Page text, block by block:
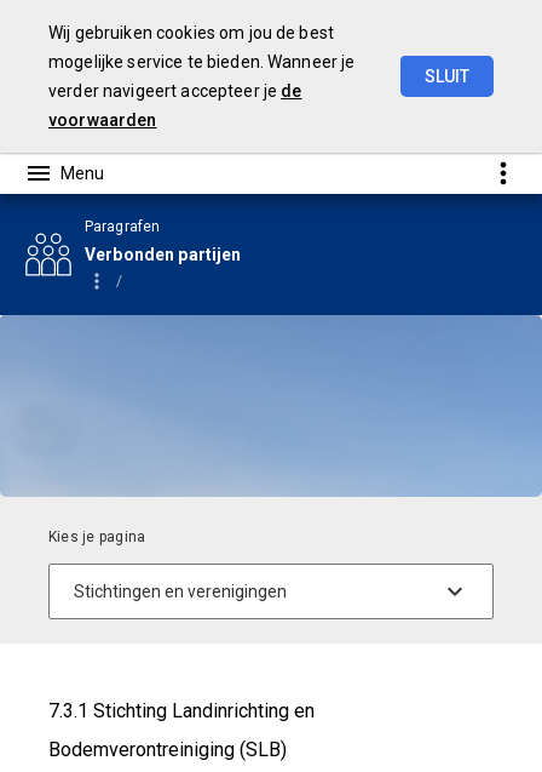
Wij gebruiken cookies om jou de best
mogelijke service te bieden. Wanneer je
verder navigeert accepteer je de
voorwaarden
SLUIT
Paragrafen
Verbonden partijen
7.3.1 Stichting Landinrichting en
Bodemverontreiniging (SLB)